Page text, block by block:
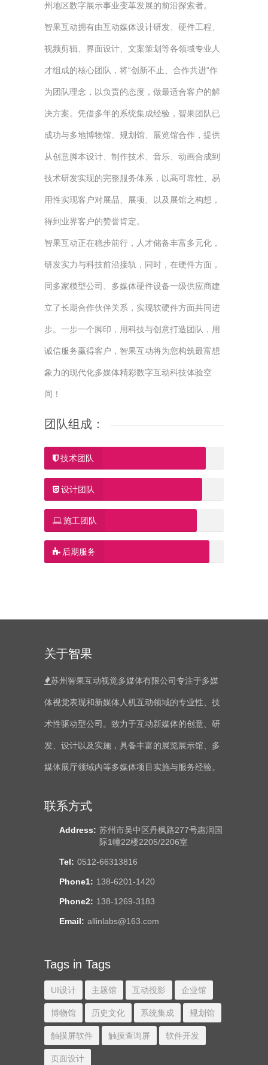
州地区数字展示事业变革发展的前沿探索者。
智果互动拥有由互动媒体设计研发、硬件工程、
视频剪辑、界面设计、文案策划等各领域专业人
才组成的核心团队，将“创新不止、合作共进“作
为团队理念，以负责的态度，做最适合客户的解
决方案。凭借多年的系统集成经验，智果团队已
成功与多地博物馆、规划馆、展览馆合作，提供
从创意脚本设计、制作技术、音乐、动画合成到
技术研发实现的完整服务体系，以高可靠性、易
用性实现客户对展品、展项、以及展馆之构想，
得到业界客户的赞誉肯定。
智果互动正在稳步前行，人才储备丰富多元化，
研发实力与科技前沿接轨，同时，在硬件方面，
同多家模型公司、多媒体硬件设备一级供应商建
立了长期合作伙伴关系，实现软硬件方面共同进
步。一步一个脚印，用科技与创意打造团队，用
诚信服务赢得客户，智果互动将为您构筑最富想
象力的现代化多媒体精彩数字互动科技体验空
间！
团队组成：
技术团队
设计团队
施工团队
后期服务
关于智果
苏州智果互动视觉多媒体有限公司专注于多媒
体视觉表现和新媒体人机互动领域的专业性、技
术性驱动型公司。致力于互动新媒体的创意、研
发、设计以及实施，具备丰富的展览展示馆、多
媒体展厅领域内等多媒体项目实施与服务经验。
联系方式
Address: 苏州市吴中区丹枫路277号惠润国
际1幢22楼2205/2206室
Tel: 0512-66313816
Phone1: 138-6201-1420
Phone2: 138-1269-3183
Email: allinlabs@163.com
Tags in Tags
UI设计 主题馆 互动投影 企业馆
博物馆 历史文化 系统集成 规划馆
触摸屏软件 触摸查询屏 软件开发
页面设计